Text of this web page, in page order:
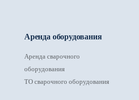
Аренда оборудования
Аренда сварочного
оборудования
ТО сварочного оборудования